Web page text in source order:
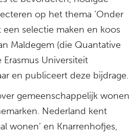
op het thema ‘Onder
een selectie maken en koos
Maldegem (die Quantative
Universiteit
en publiceert deze bijdrage.
gemeenschappelijk wonen
Nederland kent
wonen’ en Knarrenhofjes,